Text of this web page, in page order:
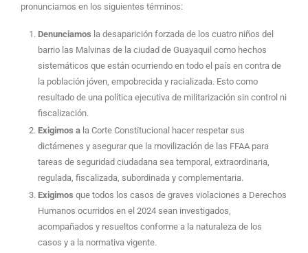
pronunciamos en los siguientes términos:
Denunciamos la desaparición forzada de los cuatro niños del
barrio las Malvinas de la ciudad de Guayaquil como hechos
sistemáticos que están ocurriendo en todo el país en contra de
la población jóven, empobrecida y racializada. Esto como
resultado de una política ejecutiva de militarización sin control ni
fiscalización.
Exigimos a la Corte Constitucional hacer respetar sus
dictámenes y asegurar que la movilización de las FFAA para
tareas de seguridad ciudadana sea temporal, extraordinaria,
regulada, fiscalizada, subordinada y complementaria.
Exigimos que todos los casos de graves violaciones a Derechos
Humanos ocurridos en el 2024 sean investigados,
acompañados y resueltos conforme a la naturaleza de los
casos y a la normativa vigente.